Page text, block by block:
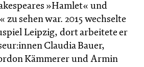
»Hamlet« und
zu sehen war. 2015 wechselte
Leipzig, dort arbeitete er
Claudia Bauer,
Kämmerer und Armin